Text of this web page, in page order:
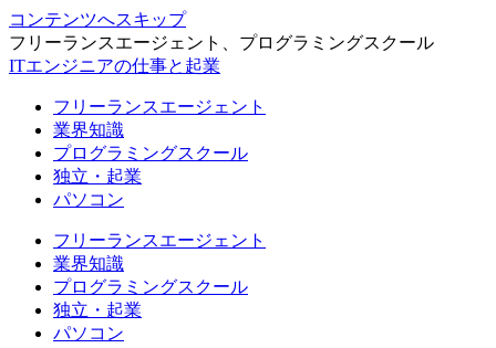
コンテンツへスキップ
フリーランスエージェント、プログラミングスクール
ITエンジニアの仕事と起業
フリーランスエージェント
業界知識
プログラミングスクール
独立・起業
パソコン
フリーランスエージェント
業界知識
プログラミングスクール
独立・起業
パソコン